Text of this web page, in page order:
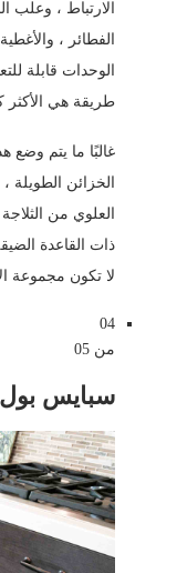
الارتباط ، وعلب
الفطائر ،
الوحدات قابلة
طريقة هي الأكثر
غالبًا ما يتم وضع
الخزائن الطويلة
العلوي من
لا تكون مجموعة
04
من 05
سبايس